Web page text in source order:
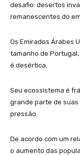
desafio: desertos
remanescentes do
Os Emirados Árabes
tamanho de
é desértica.
Seu ecossistema é
grande parte de
pressão.
De acordo com um
o aumento das